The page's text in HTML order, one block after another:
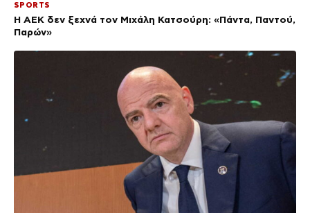
SPORTS
Η ΑΕΚ δεν ξεχνά τον Μιχάλη Κατσούρη: «Πάντα, Παντού,
Παρών»